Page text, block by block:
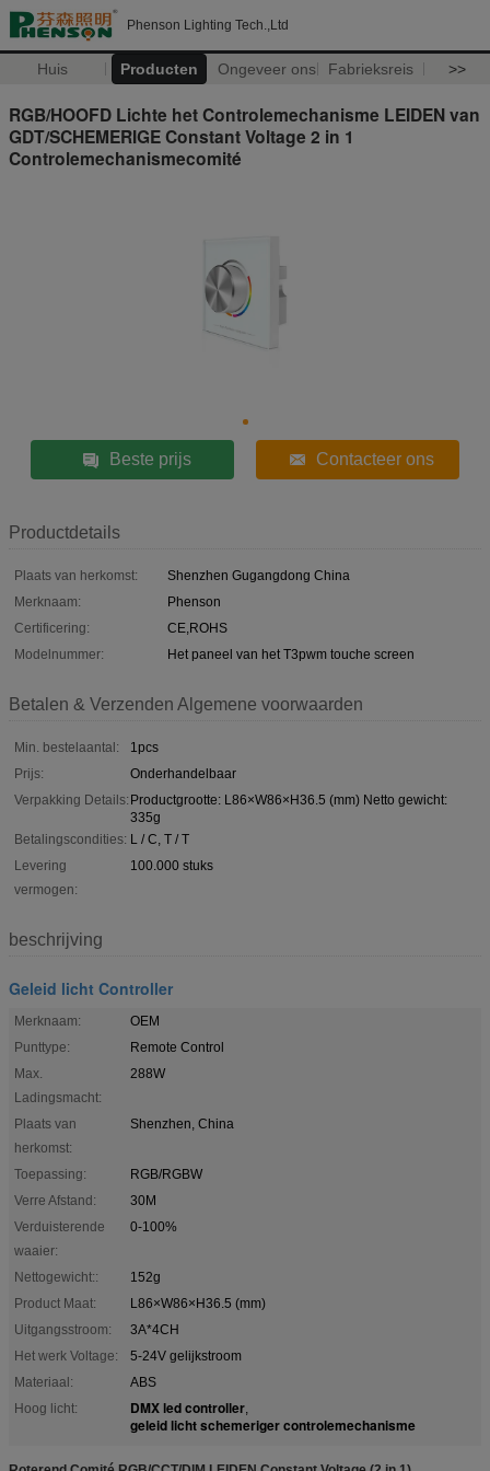
Phenson Lighting Tech.,Ltd
Huis Producten Ongeveer ons Fabrieksreis >>
RGB/HOOFD Lichte het Controlemechanisme LEIDEN van
GDT/SCHEMERIGE Constant Voltage 2 in 1
Controlemechanismecomité
Beste prijs Contacteer ons
Productdetails
Plaats van herkomst:
Shenzhen Gugangdong China
Merknaam:
Phenson
Certificering:
CE,ROHS
Modelnummer:
Het paneel van het T3pwm touche screen
Betalen & Verzenden Algemene voorwaarden
Min. bestelaantal:
1pcs
Prijs:
Onderhandelbaar
Verpakking Details: Productgrootte: L86×W86×H36.5 (mm) Netto gewicht:
335g
Betalingscondities: L / C, T / T
Levering
vermogen:
100.000 stuks
beschrijving
Geleid licht Controller
Merknaam:
OEM
Punttype:
Remote Control
Max.
Ladingsmacht:
288W
Plaats van
herkomst:
Shenzhen, China
Toepassing:
RGB/RGBW
Verre Afstand:
30M
Verduisterende
waaier:
0-100%
Nettogewicht::
152g
Product Maat:
L86×W86×H36.5 (mm)
Uitgangsstroom:
3A*4CH
Het werk Voltage:
5-24V gelijkstroom
Materiaal:
ABS
Hoog licht:
DMX led controller,
geleid licht schemeriger controlemechanisme